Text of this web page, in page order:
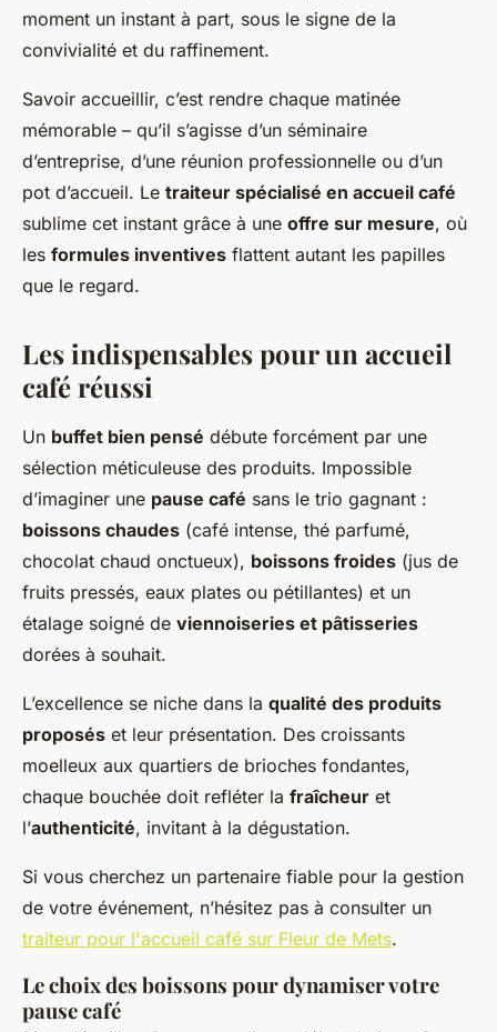
moment un instant à part, sous le signe de la
convivialité et du raffinement.
Savoir accueillir, c’est rendre chaque matinée
mémorable – qu’il s’agisse d’un séminaire
d’entreprise, d’une réunion professionnelle ou d’un
pot d’accueil. Le traiteur spécialisé en accueil café
sublime cet instant grâce à une offre sur mesure, où
les formules inventives flattent autant les papilles
que le regard.
Les indispensables pour un accueil
café réussi
Un buffet bien pensé débute forcément par une
sélection méticuleuse des produits. Impossible
d’imaginer une pause café sans le trio gagnant :
boissons chaudes (café intense, thé parfumé,
chocolat chaud onctueux), boissons froides (jus de
fruits pressés, eaux plates ou pétillantes) et un
étalage soigné de viennoiseries et pâtisseries
dorées à souhait.
L’excellence se niche dans la qualité des produits
proposés et leur présentation. Des croissants
moelleux aux quartiers de brioches fondantes,
chaque bouchée doit refléter la fraîcheur et
l’authenticité, invitant à la dégustation.
Si vous cherchez un partenaire fiable pour la gestion
de votre événement, n’hésitez pas à consulter un
traiteur pour l'accueil café sur Fleur de Mets.
Le choix des boissons pour dynamiser votre
pause café